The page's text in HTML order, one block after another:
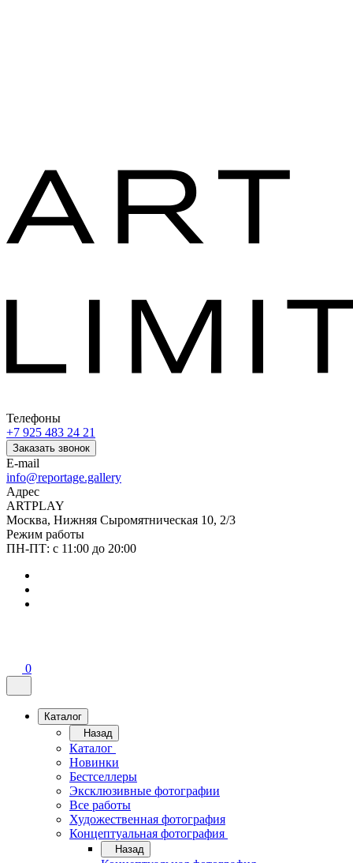
Телефоны
+7 925 483 24 21
Заказать звонок
E-mail
info@reportage.gallery
Адрес
ARTPLAY
Москва, Нижняя Сыромятническая 10, 2/3
Режим работы
ПН-ПТ: с 11:00 до 20:00
0
Каталог
Назад
Каталог
Новинки
Бестселлеры
Эксклюзивные фотографии
Все работы
Художественная фотография
Концептуальная фотография
Назад